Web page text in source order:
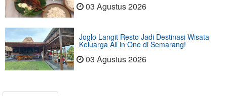
03 Agustus 2026
Joglo Langit Resto Jadi Destinasi Wisata
Keluarga All in One di Semarang!
03 Agustus 2026